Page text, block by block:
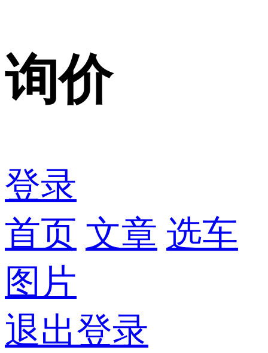
询价
登录
首页 文章 选车
图片
退出登录